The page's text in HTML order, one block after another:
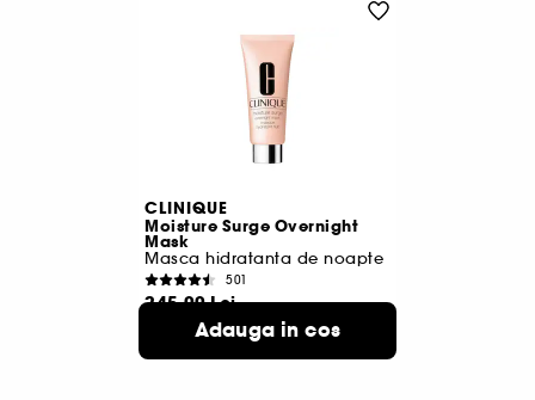
CLINIQUE
Moisture Surge Overnight
Mask
Masca hidratanta de noapte
501
245,00 Lei
245,00 Lei /100ml
Adauga in cos